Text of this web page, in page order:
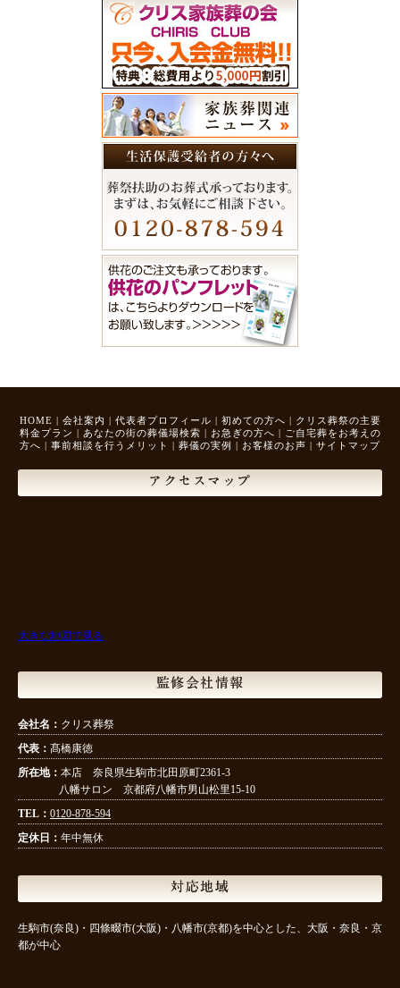
HOME | 会社案内 | 代表者プロフィール | 初めての方へ | クリス葬祭の主要
料金プラン | あなたの街の葬儀場検索 | お急ぎの方へ | ご自宅葬をお考えの
方へ | 事前相談を行うメリット | 葬儀の実例 | お客様のお声 | サイトマップ
アクセスマップ
大きな地図で見る
監修会社情報
会社名： クリス葬祭
代表： 髙橋康徳
所在地： 本店 奈良県生駒市北田原町2361-3
八幡サロン 京都府八幡市男山松里15-10
TEL： 0120-878-594
定休日： 年中無休
対応地域
生駒市(奈良)・四條畷市(大阪)・八幡市(京都)を中心とした、大阪・奈良・京
都が中心